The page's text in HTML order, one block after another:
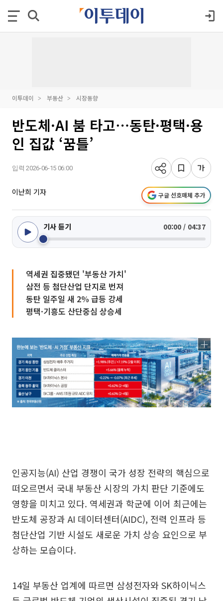
이투데이 부동산 시장동향
반도체·AI 붐 타고⋯동탄·평택·용
인 집값 ‘꿈틀’
입력 2026-06-15 06:00
이난희 기자 구글 선호매체 추가
기사 듣기 00:00 / 04:37
역세권 집중됐던 '부동산 가치'
삼전 등 첨단산업 단지로 번져
동탄 일주일 새 2% 급등 강세
평택·기흥도 산단중심 상승세
인공지능(AI) 산업 경쟁이 국가 성장 전략의 핵심으로
떠오르면서 국내 부동산 시장의 가치 판단 기준에도
영향을 미치고 있다. 역세권과 학군에 이어 최근에는
반도체 공장과 AI 데이터센터(AIDC), 전력 인프라 등
첨단산업 기반 시설도 새로운 가치 상승 요인으로 부
상하는 모습이다.
14일 부동산 업계에 따르면 삼성전자와 SK하이닉스